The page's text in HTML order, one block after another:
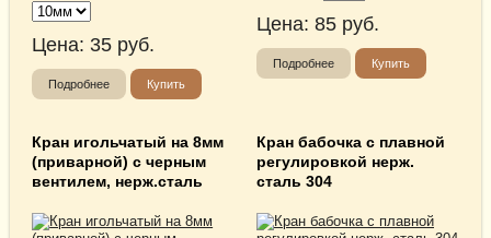
Цена: 35 руб.
Подробнее Купить
Цена: 85 руб.
Подробнее Купить
Кран игольчатый на 8мм
(приварной) с черным
вентилем, нерж.сталь
Кран бабочка с плавной
регулировкой нерж.
сталь 304